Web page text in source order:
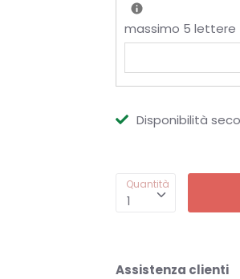
massimo 5 lettere
Disponibilità
Quantità
1
Assistenza clienti